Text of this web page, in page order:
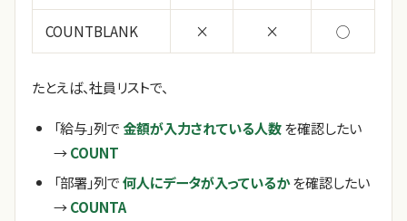
COUNTBLANK × × ◯
たとえば、社員リストで、
「給与」列で 金額が入力されている人数を確認したい
→COUNT
「部署」列で何人にデータが入っているかを確認したい
→COUNTA